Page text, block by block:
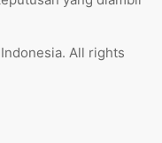
All rights